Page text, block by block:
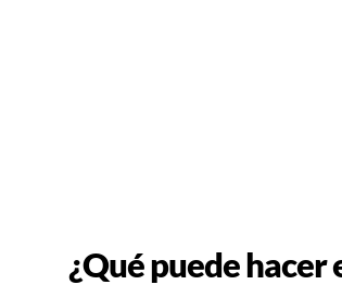
¿Qué puede hacer